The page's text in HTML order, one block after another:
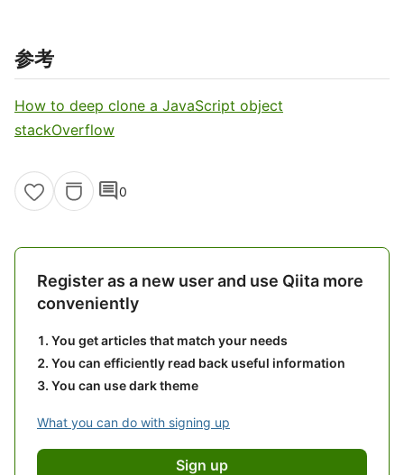
参考
How to deep clone a JavaScript object
stackOverflow
comment0
Register as a new user and use Qiita more
conveniently
You get articles that match your needs
You can efficiently read back useful information
You can use dark theme
What you can do with signing up
Sign up